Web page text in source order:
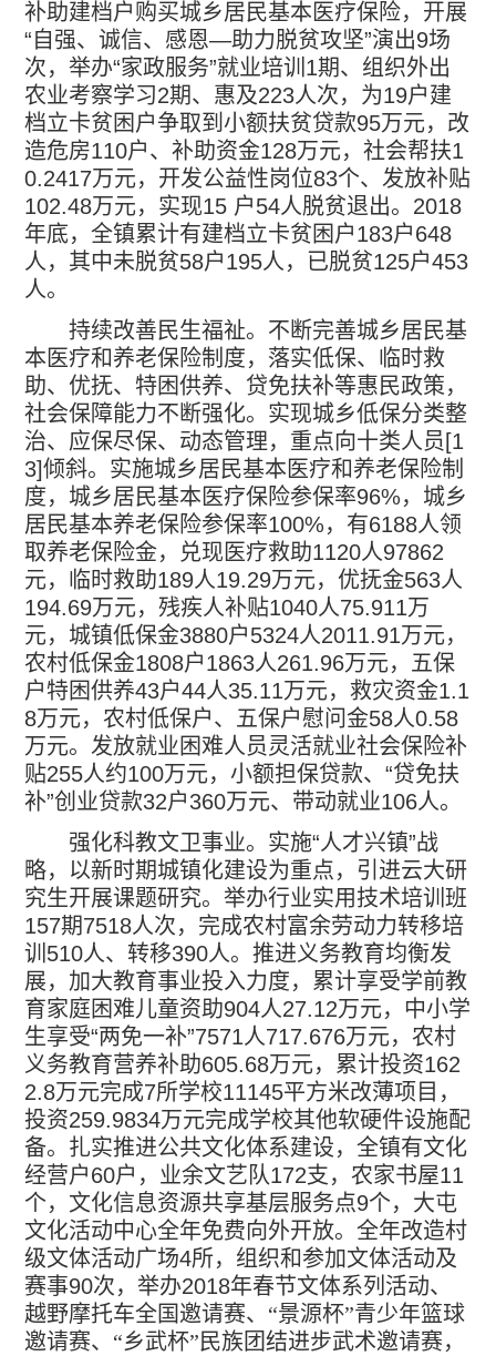
补助建档户购买城乡居民基本医疗保险，开展
“ 自强、诚信、感恩—助力脱贫攻坚”演出9场
次，举办“家政服务”就业培训 1期、组织外出
农业考察学习2期、惠及223人次，为19户建
档立卡贫困户争取到小额扶贫贷款95万元，改
造危房110户、补助资金128万元，社会帮扶1
0.2417万元，开发公益性岗位83个、发放补贴
102.48万元，实现15 户54人脱贫退出。 2018
年底，全镇累计有建档立卡贫困户183户648
人，其中未脱贫58户195人，已脱贫125户453
人。
持续改善民生福祉。不断完善城乡居民基
本医疗和养老保险制度，落实低保、临时救
助、优抚、特困供养、贷免扶补等惠民政策，
社会保障能力不断强化。实现城乡低保分类整
治、应保尽保、动态管理，重点向十类人员 [1
3]倾斜。实施城乡居民基本医疗和养老保险制
度，城乡居民基本医疗保险参保率96%，城乡
居民基本养老保险参保率100%，有6188人领
取养老保险金，兑现医疗救助1120人97862
元，临时救助189人19.29万元，优抚金563人
194.69万元，残疾人补贴1040人75.911万
元，城镇低保金3880户5324人2011.91万元，
农村低保金1808户1863人261.96万元，五保
户特困供养43户44人35.11万元，救灾资金1.1
8万元，农村低保户、五保户慰问金58人0.58
万元。发放就业困难人员灵活就业社会保险补
贴255人约100万元，小额担保贷款、“贷免扶
补”创业贷款32户360万元、带动就业106人。
强化科教文卫事业。实施“人才兴镇”战
略，以新时期城镇化建设为重点，引进云大研
究生开展课题研究。举办行业实用技术培训班
157期7518人次，完成农村富余劳动力转移培
训 510人、转移390人。推进义务教育均衡发
展，加大教育事业投入力度，累计享受学前教
育家庭困难儿童资助904人27.12万元，中小学
生享受“两免一补”7571人717.676万元，农村
义务教育营养补助605.68万元，累计投资162
2.8万元完成7所学校11145平方米改薄项目，
投资259.9834万元完成学校其他软硬件设施配
备。扎实推进公共文化体系建设，全镇有文化
经营户60户，业余文艺队172支，农家书屋11
个，文化信息资源共享基层服务点9个，大屯
文化活动中心全年免费向外开放。全年改造村
级文体活动广场4所，组织和参加文体活动及
赛事90次，举办2018年春节文体系列活动、
越野摩托车全国邀请赛、“景源杯”青少年篮球
邀请赛、“乡武杯”民族团结进步武术邀请赛，